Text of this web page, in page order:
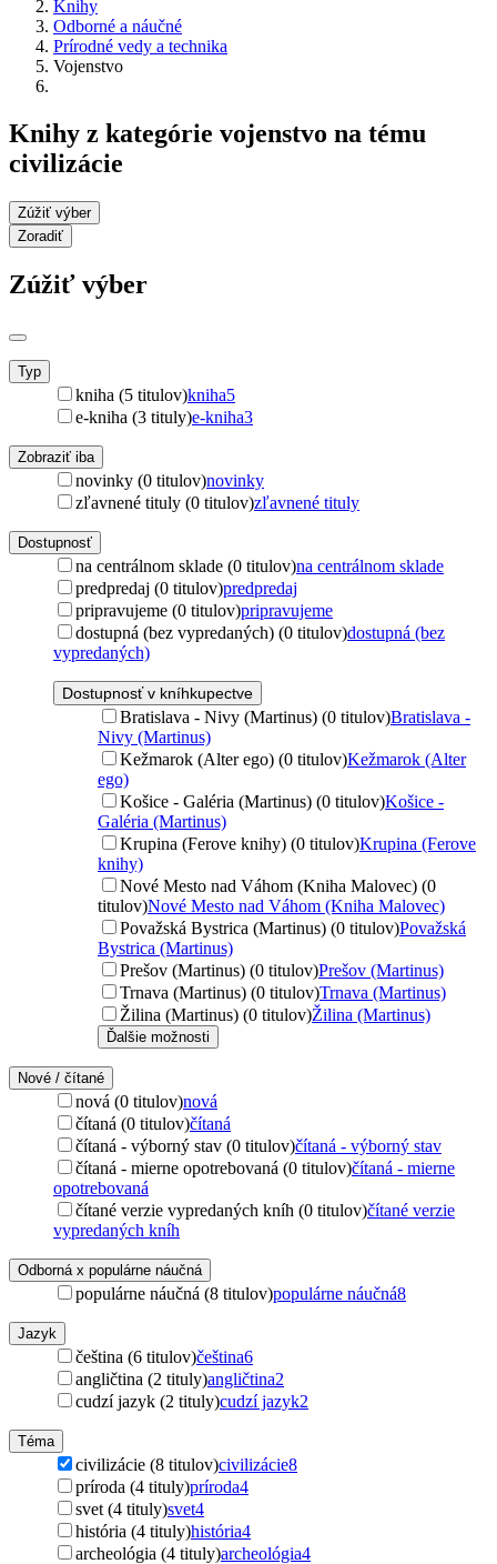
Knihy
Odborné a náučné
Prírodné vedy a technika
Vojenstvo
Knihy z kategórie vojenstvo na tému
civilizácie
Zúžiť výber
Zoradiť
Zúžiť výber
Typ
kniha (5 titulov)kniha5
e-kniha (3 tituly)e-kniha3
Zobraziť iba
novinky (0 titulov)novinky
zľavnené tituly (0 titulov)zľavnené tituly
Dostupnosť
na centrálnom sklade (0 titulov)na centrálnom sklade
predpredaj (0 titulov)predpredaj
pripravujeme (0 titulov)pripravujeme
dostupná (bez vypredaných) (0 titulov)dostupná (bez
vypredaných)
Dostupnosť v kníhkupectve
Bratislava - Nivy (Martinus) (0 titulov)Bratislava -
Nivy (Martinus)
Kežmarok (Alter ego) (0 titulov)Kežmarok (Alter
ego)
Košice - Galéria (Martinus) (0 titulov)Košice -
Galéria (Martinus)
Krupina (Ferove knihy) (0 titulov)Krupina (Ferove
knihy)
Nové Mesto nad Váhom (Kniha Malovec) (0
titulov)Nové Mesto nad Váhom (Kniha Malovec)
Považská Bystrica (Martinus) (0 titulov)Považská
Bystrica (Martinus)
Prešov (Martinus) (0 titulov)Prešov (Martinus)
Trnava (Martinus) (0 titulov)Trnava (Martinus)
Žilina (Martinus) (0 titulov)Žilina (Martinus)
Ďalšie možnosti
Nové / čítané
nová (0 titulov)nová
čítaná (0 titulov)čítaná
čítaná - výborný stav (0 titulov)čítaná - výborný stav
čítaná - mierne opotrebovaná (0 titulov)čítaná - mierne
opotrebovaná
čítané verzie vypredaných kníh (0 titulov)čítané verzie
vypredaných kníh
Odborná x populárne náučná
populárne náučná (8 titulov)populárne náučná8
Jazyk
čeština (6 titulov)čeština6
angličtina (2 tituly)angličtina2
cudzí jazyk (2 tituly)cudzí jazyk2
Téma
civilizácie (8 titulov)civilizácie8
príroda (4 tituly)príroda4
svet (4 tituly)svet4
história (4 tituly)história4
archeológia (4 tituly)archeológia4